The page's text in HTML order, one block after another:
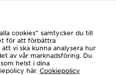
cookies” samtycker du till
för att förbättra
vi ska kunna analysera hur
av vår marknadsföring. Du
helst i dina
här. Cookiepolicy